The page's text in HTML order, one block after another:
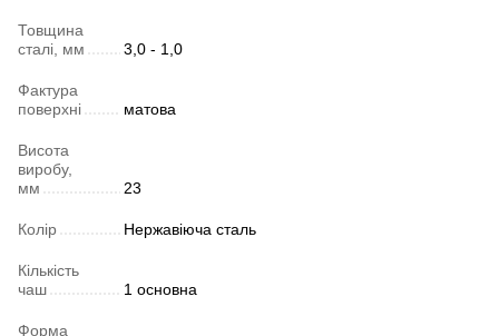
Товщина
сталі, мм
3,0 - 1,0
Фактура
поверхні
матова
Висота
виробу,
мм
23
Колір Нержавіюча сталь
Кількість
чаш
1 основна
Форма